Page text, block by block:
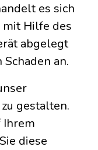
es sich
mit Hilfe des
abgelegt
an.
gestalten.
Ihrem
diese